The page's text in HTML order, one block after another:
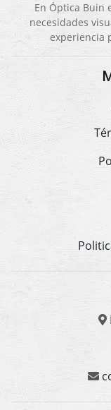
En Óptica Buin
necesidades
experiencia